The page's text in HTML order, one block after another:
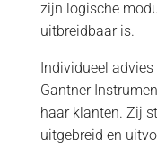
zijn logische
uitbreidbaar is.
Individueel advies
Gantner
haar klanten. Zij
uitgebreid en